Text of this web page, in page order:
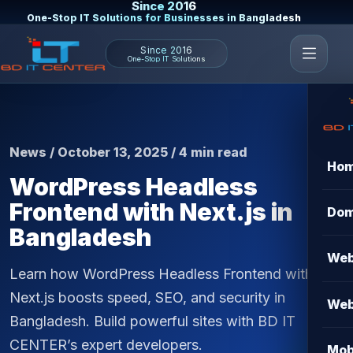
Since 2016
One-Stop IT Solutions for Businesses in Bangladesh
Since 2016
One-Stop IT Solutions
News / October 13, 2025 / 4 min read
WordPress Headless
Frontend with Next.js in
Bangladesh
Learn how WordPress Headless Frontend with
Next.js boosts speed, SEO, and security in
Bangladesh. Build powerful sites with BD IT
CENTER’s expert developers.